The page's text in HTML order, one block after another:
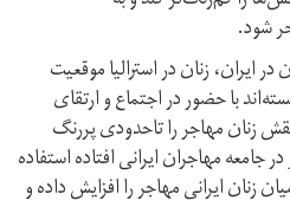
شود.
ایران، زنان در استرالیا موقعیت
با حضور در اجتماع و ارتقای
زنان مهاجر را تا‌حدودی پررنگ
مهاجران ایرانی افتاده استفاده
زنان ایرانی مهاجر را افزایش داده و